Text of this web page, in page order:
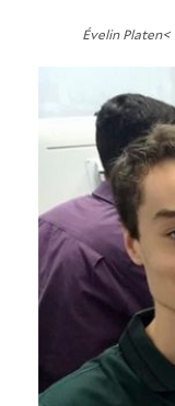
Évelin Platen<